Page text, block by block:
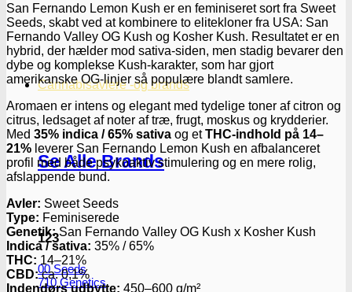
Cannabisavlere -og brands
Se Alle Brands
123
00 Seeds
710 Genetics
San Fernando Lemon Kush er en feminiseret sort fra Sweet
Seeds, skabt ved at kombinere to elitekloner fra USA: San
Fernando Valley OG Kush og Kosher Kush. Resultatet er en
hybrid, der hælder mod sativa-siden, men stadig bevarer den
dybe og komplekse Kush-karakter, som har gjort
amerikanske OG-linjer så populære blandt samlere.
Aromaen er intens og elegant med tydelige toner af citron og
citrus, ledsaget af noter af træ, frugt, moskus og krydderier.
Med 35% indica / 65% sativa og etTHC-indhold på 14–
21% leverer San Fernando Lemon Kush en afbalanceret
profil med både psykoaktiv stimulering og en mere rolig,
afslappende bund.
Avler: Sweet Seeds
Type: Feminiserede
Genetik:San Fernando Valley OG Kush x Kosher Kush
Indica / sativa: 35% / 65%
THC: 14–21%
CBD:ca. 0,1%
Indendørs udbytte: 450–600 g/m²